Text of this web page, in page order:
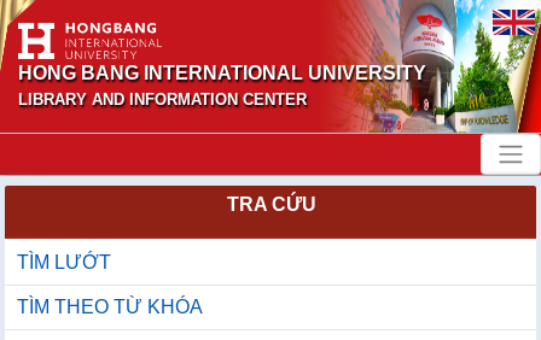
HONG BANG INTERNATIONAL UNIVERSITY
LIBRARY AND INFORMATION CENTER
TRA CỨU
TÌM LƯỚT
TÌM THEO TỪ KHÓA